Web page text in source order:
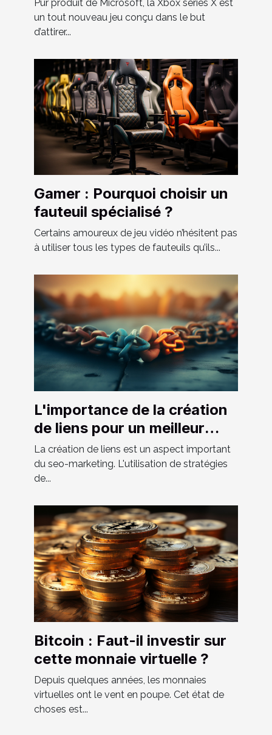
Pur produit de Microsoft, la Xbox series X est
un tout nouveau jeu conçu dans le but
d’attirer...
Gamer : Pourquoi choisir un
fauteuil spécialisé ?
Certains amoureux de jeu vidéo n’hésitent pas
à utiliser tous les types de fauteuils qu’ils...
L'importance de la création
de liens pour un meilleur
référencement
La création de liens est un aspect important
du seo-marketing. L'utilisation de stratégies
de...
Bitcoin : Faut-il investir sur
cette monnaie virtuelle ?
Depuis quelques années, les monnaies
virtuelles ont le vent en poupe. Cet état de
choses est...